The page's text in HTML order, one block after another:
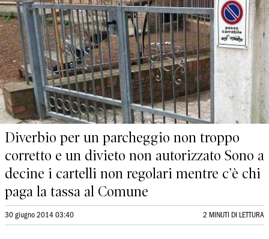
Diverbio per un parcheggio non troppo
corretto e un divieto non autorizzato Sono a
decine i cartelli non regolari mentre c’è chi
paga la tassa al Comune
30 giugno 2014 03:40 2 MINUTI DI LETTURA